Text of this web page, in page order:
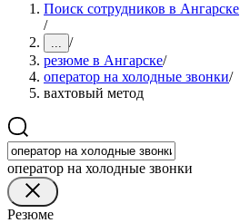
Поиск сотрудников в Ангарске
/
... /
резюме в Ангарске/
оператор на холодные звонки/
вахтовый метод
оператор на холодные звонки
Резюме